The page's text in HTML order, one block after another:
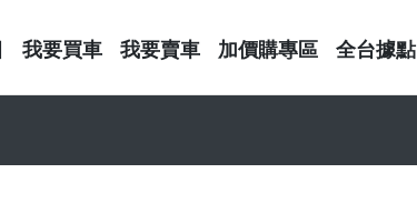
我要買車 我要賣車 加價購專區 全台據點